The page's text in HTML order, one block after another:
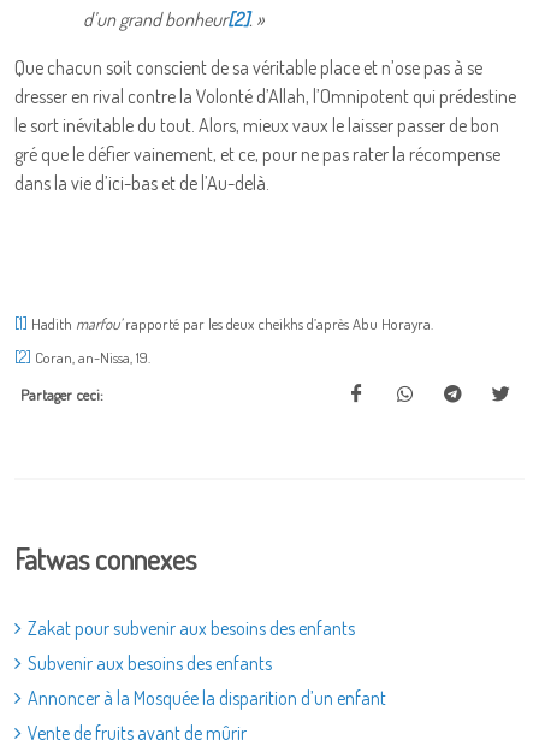
d’un grand bonheur[2]. »
Que chacun soit conscient de sa véritable place et n’ose pas à se
dresser en rival contre la Volonté d’Allah, l’Omnipotent qui prédestine
le sort inévitable du tout. Alors, mieux vaux le laisser passer de bon
gré que le défier vainement, et ce, pour ne pas rater la récompense
dans la vie d’ici-bas et de l’Au-delà.
[1] Hadith marfou’rapporté par les deux cheikhs d’après Abu Horayra.
[2] Coran, an-Nissa, 19.
Partager ceci:
Fatwas connexes
Zakat pour subvenir aux besoins des enfants
Subvenir aux besoins des enfants
Annoncer à la Mosquée la disparition d’un enfant
Vente de fruits avant de mûrir